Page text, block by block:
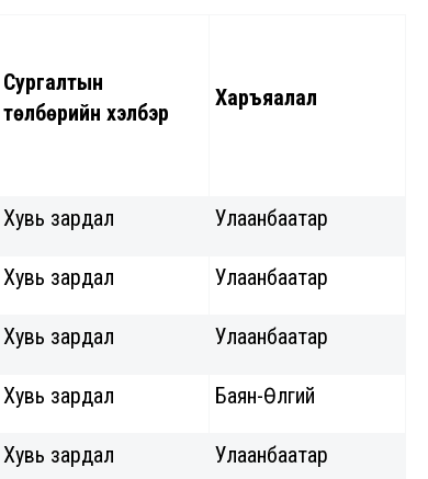
Сургалтын
төлбөрийн хэлбэр
Харъяалал
Хувь зардал Улаанбаатар
Хувь зардал Улаанбаатар
Хувь зардал Улаанбаатар
Хувь зардал Баян-Өлгий
Хувь зардал Улаанбаатар